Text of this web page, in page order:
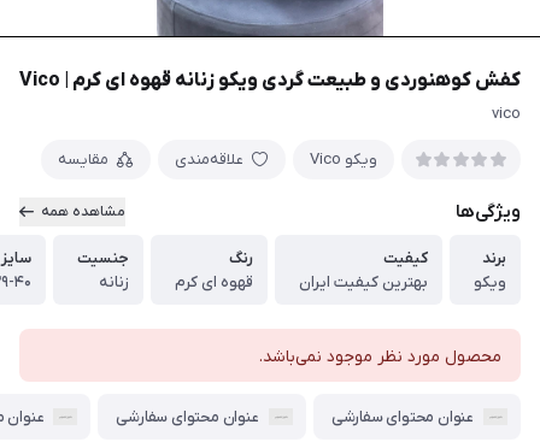
کفش کوهنوردی و طبیعت گردی ویکو زنانه قهوه ای کرم | Vico
vico
ویکو Vico علاقه‌مندی مقایسه
ویژگی‌ها مشاهده همه
برند
ویکو
کیفیت
بهترین کیفیت ایران
رنگ
قهوه ای کرم
جنسیت
زنانه
سایز
۳۷-
محصول مورد نظر موجود نمی‌باشد.
عنوان محتوای سفارشی عنوان محتوای سفارشی عنوان